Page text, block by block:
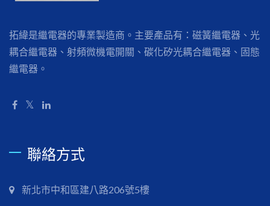
拓緯是繼電器的專業製造商。主要產品有：磁簧繼電器、光
耦合繼電器、射頻微機電開關、碳化矽光耦合繼電器、固態
繼電器。
聯絡方式
新北市中和區建八路206號5樓